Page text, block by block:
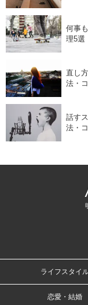
何事
理5選
直し
法・
話す
法・
ライフスタイ
恋愛・結婚